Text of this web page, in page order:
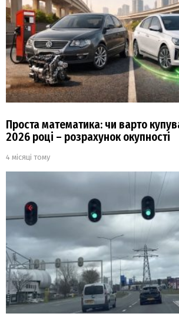
Проста математика: чи варто
2026 році – розрахунок окупності
4 місяці тому